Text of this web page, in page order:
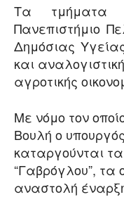
Τα τμήματα
Πανεπιστήμιο
Δημόσιας
και
αγροτικής
Με νόμο τον
Βουλή ο
καταργούνται
“Γαβρόγλου”, τα
αναστολή